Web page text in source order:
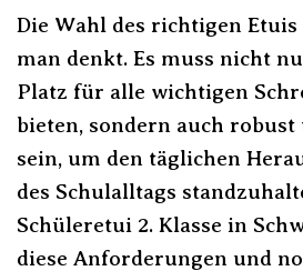
Die Wahl des richtigen
man denkt. Es muss nicht
Platz für alle wichtigen
bieten, sondern auch
sein, um den täglichen
des Schulalltags
Schüleretui 2. Klasse in
diese Anforderungen und